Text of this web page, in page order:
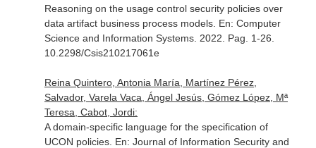
Reasoning on the usage control security policies over
data artifact business process models. En: Computer
Science and Information Systems. 2022. Pag. 1-26.
10.2298/Csis210217061e
Reina Quintero, Antonia María, Martínez Pérez,
Salvador, Varela Vaca, Ángel Jesús, Gómez López, Mª
Teresa, Cabot, Jordi:
A domain-specific language for the specification of
UCON policies. En: Journal of Information Security and